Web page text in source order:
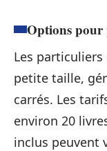
Options
Les
petite taille,
carrés. Les
environ 20
inclus peuvent